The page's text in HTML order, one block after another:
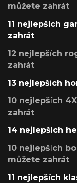
můžete zahrát
11 nejlepších
zahrát
12 nejlepších
zahrát
13 nejlepších
10 nejlepších
zahrát
14 nejlepších
10 nejlepších
můžete zahrát
11 nejlepších